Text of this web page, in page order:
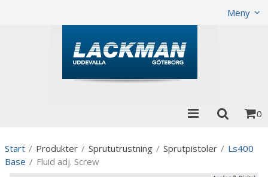
Meny
0
Start / Produkter / Sprututrustning / Sprutpistoler / Ls400
Base / Fluid adj. Screw